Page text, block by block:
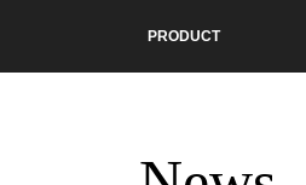
PRODUCT